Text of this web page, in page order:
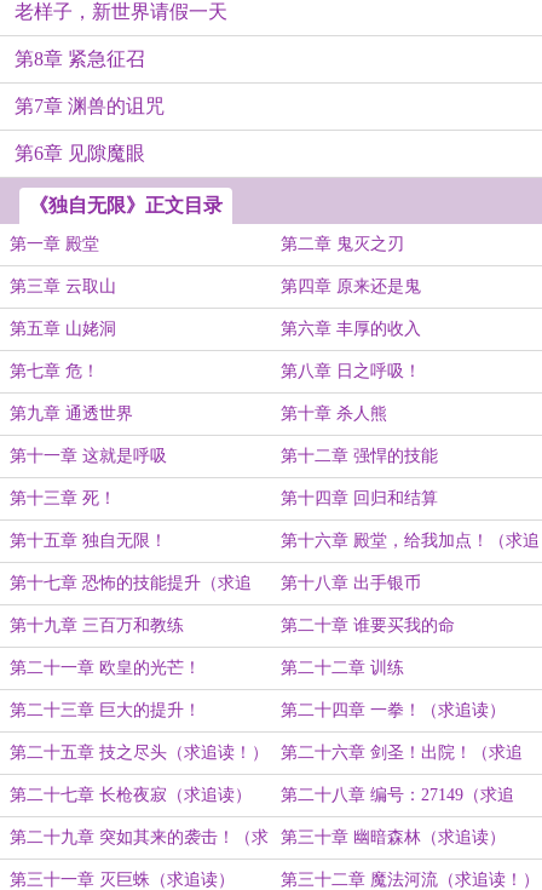
老样子，新世界请假一天
第8章 紧急征召
第7章 渊兽的诅咒
第6章 见隙魔眼
《独自无限》正文目录
第一章 殿堂 第二章 鬼灭之刃
第三章 云取山 第四章 原来还是鬼
第五章 山姥洞 第六章 丰厚的收入
第七章 危！ 第八章 日之呼吸！
第九章 通透世界 第十章 杀人熊
第十一章 这就是呼吸 第十二章 强悍的技能
第十三章 死！ 第十四章 回归和结算
第十五章 独自无限！ 第十六章 殿堂，给我加点！（求追
读）
第十七章 恐怖的技能提升（求追
读）
第十八章 出手银币
第十九章 三百万和教练 第二十章 谁要买我的命
第二十一章 欧皇的光芒！ 第二十二章 训练
第二十三章 巨大的提升！ 第二十四章 一拳！（求追读）
第二十五章 技之尽头（求追读！） 第二十六章 剑圣！出院！（求追
读）
第二十七章 长枪夜寂（求追读） 第二十八章 编号：27149（求追
读）
第二十九章 突如其来的袭击！（求
追读）
第三十章 幽暗森林（求追读）
第三十一章 灭巨蛛（求追读） 第三十二章 魔法河流（求追读！）